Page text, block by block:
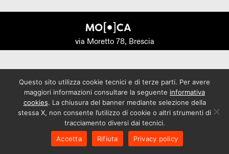
via Moretto 78, Brescia
Questo sito utilizza cookie tecnici e di terze parti. Per avere
maggiori informazioni consultare la seguente informativa
cookies. La chiusura del banner mediante selezione della
stessa X, non consente l’utilizzo di cookie o altri strumenti di
tracciamento diversi dai tecnici.
Accetta
Rifiuta Privacy policy